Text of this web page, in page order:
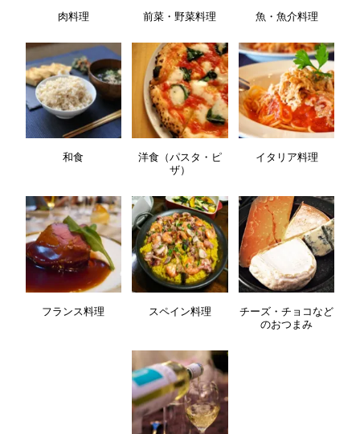
肉料理 前菜・野菜料理 魚・魚介料理
和食
洋食（パスタ・ピ
ザ）
イタリア料理
フランス料理 スペイン料理
チーズ・チョコなど
のおつまみ